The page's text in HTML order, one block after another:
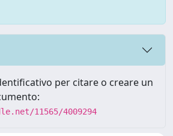
per citare o creare un
11565/4009294